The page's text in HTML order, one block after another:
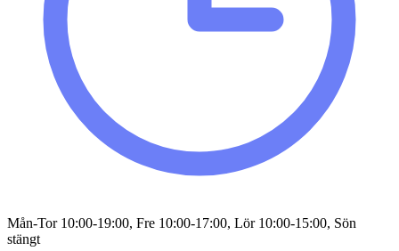
Mån-Tor 10:00-19:00, Fre 10:00-17:00, Lör 10:00-15:00, Sön
stängt